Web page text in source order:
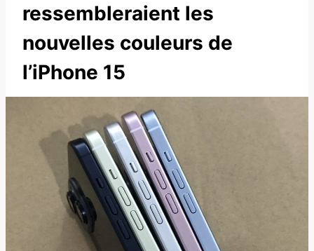
ressembleraient les
nouvelles couleurs de
l’iPhone 15